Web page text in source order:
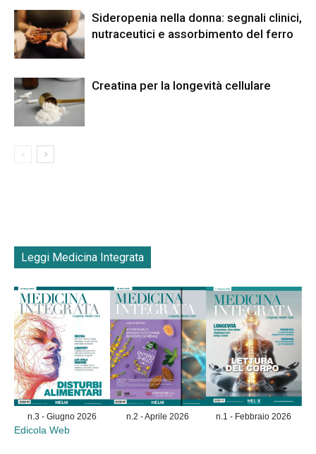
Sideropenia nella donna: segnali clinici,
nutraceutici e assorbimento del ferro
Creatina per la longevità cellulare
Leggi Medicina Integrata
n.3 - Giugno 2026 n.2 - Aprile 2026 n.1 - Febbraio 2026
Edicola Web